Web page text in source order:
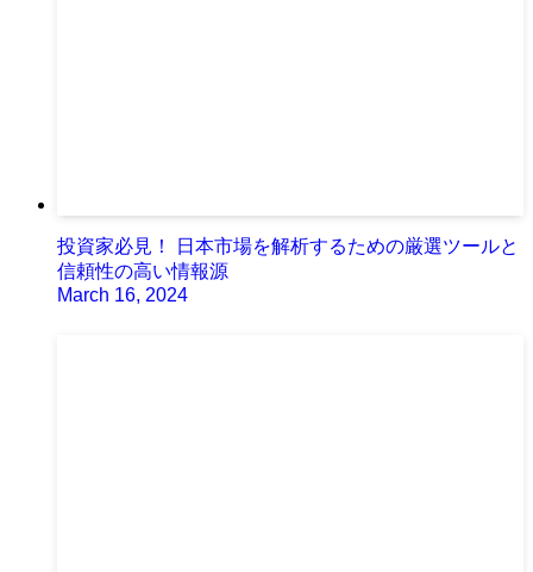
投資家必見！ 日本市場を解析するための厳選ツールと
信頼性の高い情報源
March 16, 2024